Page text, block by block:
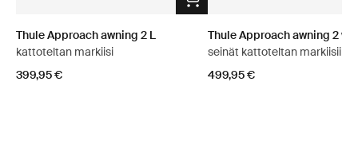
Thule Approach awning 2 L
kattoteltan markiisi
399,95 €
Thule Approach awning 2
seinät kattoteltan markiisiin
499,95 €